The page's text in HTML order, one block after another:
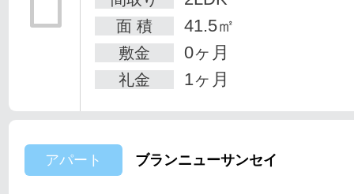
面 積 41.5㎡
敷金 0ヶ月
礼金 1ヶ月
アパート ブランニューサンセイ